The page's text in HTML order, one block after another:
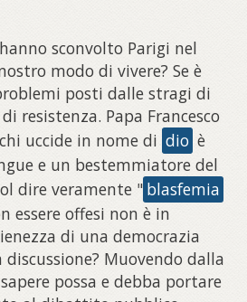
sconvolto Parigi nel
modo di vivere? Se è
posti dalle stragi di
resistenza. Papa Francesco
uccide in nome di dio è
e un bestemmiatore del
dire veramente " blasfemia
essere offesi non è in
di una democrazia
Muovendo dalla
possa e debba portare